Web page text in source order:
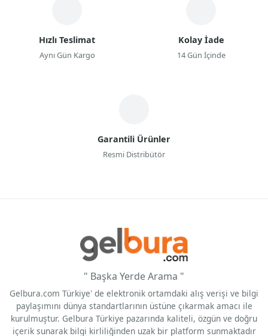
Hızlı Teslimat
Aynı Gün Kargo
Kolay İade
14 Gün İçinde
Garantili Ürünler
Resmi Distribütör
" Başka Yerde Arama "
Gelbura.com Türkiye' de elektronik ortamdaki alış verişi ve bilgi
paylaşımını dünya standartlarının üstüne çıkarmak amacı ile
kurulmuştur. Gelbura Türkiye pazarında kaliteli, özgün ve doğru
içerik sunarak bilgi kirliliğinden uzak bir platform sunmaktadır